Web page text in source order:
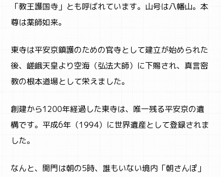
「教王護国寺」とも呼ばれています。山号は八幡山。本
尊は薬師如来。
東寺は平安京鎮護のための官寺として建立が始められた
後、嵯峨天皇より空海（弘法大師）に下賜され、真言密
教の根本道場として栄えました。
創建から1200年経過した東寺は、唯一残る平安京の遺
構です。平成6年（1994）に世界遺産として登録されま
した。
なんと、開門は朝の5時、誰もいない境内「朝さんぽ」